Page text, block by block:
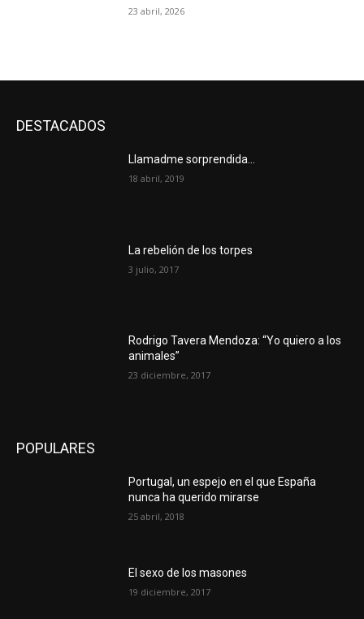
23 abril, 2026
DESTACADOS
Llamadme sorprendida…
18 abril, 2019
La rebelión de los torpes
3 julio, 2017
Rodrigo Tavera Mendoza: “Yo quiero a los
animales”
23 diciembre, 2017
POPULARES
Portugal, un espejo en el que España
nunca ha querido mirarse
25 abril, 2018
El sexo de los masones
19 diciembre, 2017